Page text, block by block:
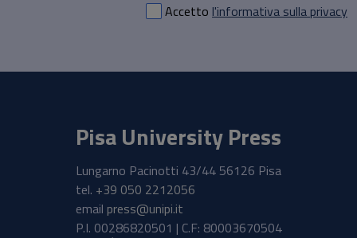
Accetto l'informativa sulla privacy
Pisa University Press
Lungarno Pacinotti 43/44 56126 Pisa
tel. +39 050 2212056
email press@unipi.it
P.I. 00286820501 | C.F: 80003670504